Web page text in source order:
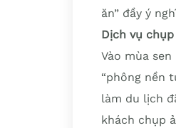
ăn” đầy ý
Dịch vụ
Vào mùa
“phông nền
làm du lịch
khách chụp